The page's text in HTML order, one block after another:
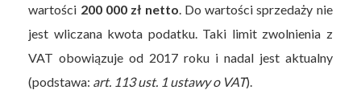
wartości 200 000 zł netto . Do wartości sprzedaży nie
jest wliczana kwota podatku. Taki limit zwolnienia z
VAT obowiązuje od 2017 roku i nadal jest aktualny
(podstawa: art. 113 ust. 1 ustawy o VAT).